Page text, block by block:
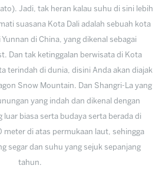
Jadi, tak heran kalau suhu di sini lebih
suasana Kota Dali adalah sebuah kota
di China, yang dikenal sebagai
Dan tak ketinggalan berwisata di Kota
terindah di dunia, disini Anda akan diajak
Snow Mountain. Dan Shangri-La yang
yang indah dan dikenal dengan
luar biasa serta budaya serta berada di
meter di atas permukaan laut, sehingga
segar dan suhu yang sejuk sepanjang
tahun.